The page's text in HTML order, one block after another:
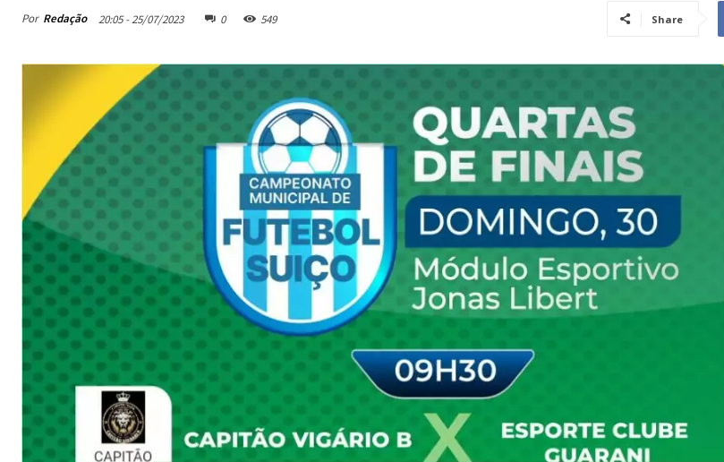
Por Redação 20:05 - 25/07/2023 0 549 Share